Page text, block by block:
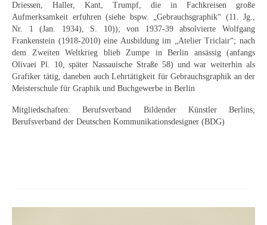
Curt Wittenbecher
Weitere Künstler nach 1945
Unbekannt
Autographen / Dokumente
Herkunft & Wirkungsstätte
Hamburger Künstler
Driessen, Haller, Kant, Trumpf, die in Fachkreisen große
Aufmerksamkeit erfuhren (siehe bspw. „Gebrauchsgraphik“ (11. Jg.,
Nr. 1 (Jan. 1934), S. 10)); von 1937-39 absolvierte Wolfgang
Frankenstein (1918-2010) eine Ausbildung im „Atelier Triclair“; nach
dem Zweiten Weltkrieg blieb Zumpe in Berlin ansässig (anfangs
Olivaei Pl. 10, später Nassauische Straße 58) und war weiterhin als
Grafiker tätig, daneben auch Lehrtätigkeit für Gebrauchsgraphik an der
Meisterschule für Graphik und Buchgewerbe in Berlin
Mitgliedschaften: Berufsverband Bildender Künstler Berlins;
Berufsverband der Deutschen Kommunikationsdesigner (BDG)